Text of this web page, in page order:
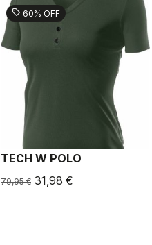
sell 60% OFF
TECH W POLO
79,95 € 31,98 €